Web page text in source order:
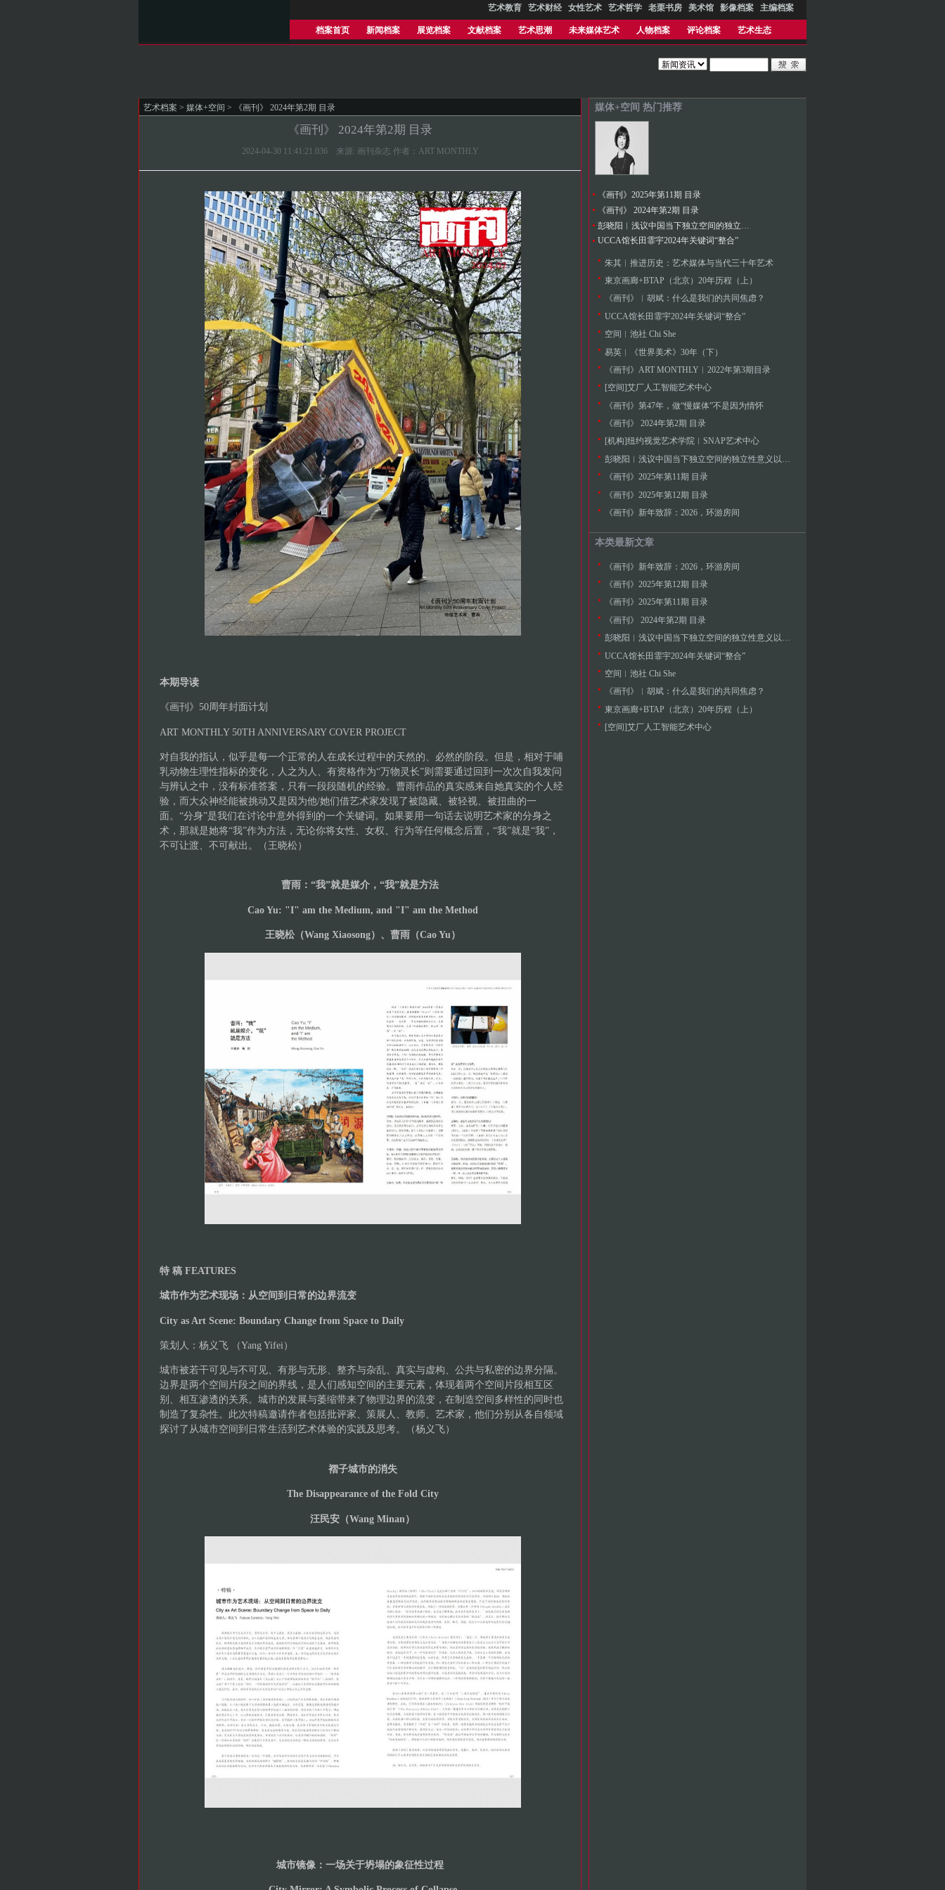
艺术教育 艺术财经 女性艺术 艺术哲学 老栗书房 美术馆 影像档案 主编档案
档案首页 新闻档案 展览档案 文献档案 艺术思潮 未来媒体艺术 人物档案 评论档案 艺术生态
艺术档案 > 媒体+空间 > 《画刊》 2024年第2期 目录
《画刊》 2024年第2期 目录
2024-04-30 11:41:21.036 来源: 画刊杂志 作者：ART MONTHLY
本期导读
《画刊》50周年封面计划
ART MONTHLY 50TH ANNIVERSARY COVER PROJECT
对自我的指认，似乎是每一个正常的人在成长过程中的天然的、必然的阶段。但是，相对于哺
乳动物生理性指标的变化，人之为人、有资格作为“万物灵长”则需要通过回到一次次自我发问
与辨认之中，没有标准答案，只有一段段随机的经验。曹雨作品的真实感来自她真实的个人经
验，而大众神经能被挑动又是因为他/她们借艺术家发现了被隐藏、被轻视、被扭曲的一
面。“分身”是我们在讨论中意外得到的一个关键词。如果要用一句话去说明艺术家的分身之
术，那就是她将“我”作为方法，无论你将女性、女权、行为等任何概念后置，“我”就是“我”，
不可让渡、不可献出。（王晓松）
曹雨：“我”就是媒介，“我”就是方法
Cao Yu: "I" am the Medium, and "I" am the Method
王晓松（Wang Xiaosong）、曹雨（Cao Yu）
特 稿 FEATURES
城市作为艺术现场：从空间到日常的边界流变
City as Art Scene: Boundary Change from Space to Daily
策划人：杨义飞 （Yang Yifei）
城市被若干可见与不可见、有形与无形、整齐与杂乱、真实与虚构、公共与私密的边界分隔。
边界是两个空间片段之间的界线，是人们感知空间的主要元素，体现着两个空间片段相互区
别、相互渗透的关系。城市的发展与萎缩带来了物理边界的流变，在制造空间多样性的同时也
制造了复杂性。此次特稿邀请作者包括批评家、策展人、教师、艺术家，他们分别从各自领域
探讨了从城市空间到日常生活到艺术体验的实践及思考。（杨义飞）
褶子城市的消失
The Disappearance of the Fold City
汪民安（Wang Minan）
城市镜像：一场关于坍塌的象征性过程
媒体+空间 热门推荐
《画刊》2025年第11期 目录
《画刊》 2024年第2期 目录
UCCA馆长田霏宇2024年关键词“整合”
朱其︱推进历史：艺术媒体与当代三十年艺术
東京画廊+BTAP（北京）20年历程（上）
《画刊》︱胡斌：什么是我们的共同焦虑？
UCCA馆长田霏宇2024年关键词“整合”
空间︱池社 Chi She
易英︱《世界美术》30年（下）
《画刊》ART MONTHLY︱2022年第3期目录
[空间]艾厂人工智能艺术中心
《画刊》第47年，做“慢媒体”不是因为情怀
《画刊》 2024年第2期 目录
[机构]纽约视觉艺术学院︱SNAP艺术中心
彭晓阳︱浅议中国当下独立空间的独立性意义以及与空间制度设置的关系
《画刊》2025年第11期 目录
《画刊》2025年第12期 目录
《画刊》新年致辞：2026，环游房间
本类最新文章
《画刊》新年致辞：2026，环游房间
《画刊》2025年第12期 目录
《画刊》2025年第11期 目录
《画刊》 2024年第2期 目录
彭晓阳︱浅议中国当下独立空间的独立性意义以及与空间制度设置的关系
UCCA馆长田霏宇2024年关键词“整合”
空间︱池社 Chi She
《画刊》︱胡斌：什么是我们的共同焦虑？
東京画廊+BTAP（北京）20年历程（上）
[空间]艾厂人工智能艺术中心